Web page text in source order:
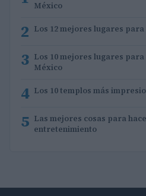
México
2 Los 12 mejores lugares
3 Los 10 mejores lugares
México
4 Los 10 templos más
5 Las mejores cosas para
entretenimiento